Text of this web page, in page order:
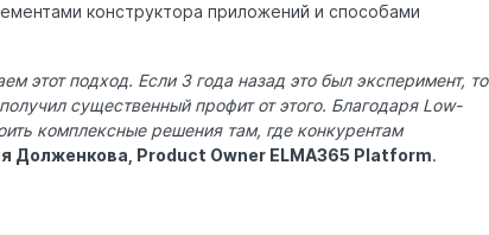
конструктора приложений и способами
этот подход. Если 3 года назад это был эксперимент, то
существенный профит от этого. Благодаря Low-
комплексные решения там, где конкурентам
Долженкова, Product Owner ELMA365 Platform.